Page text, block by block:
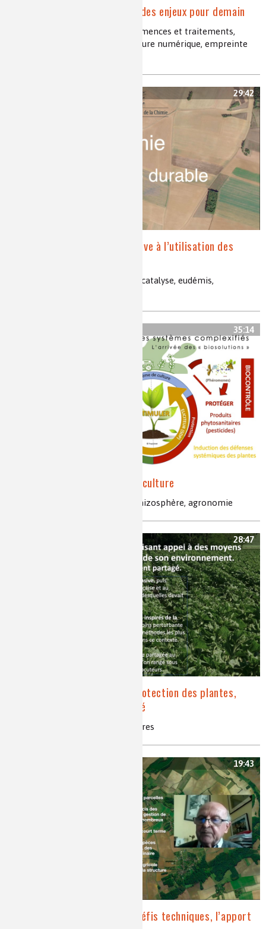
Agriculture et innovation des enjeux pour demain
agriculteur un nouveau métier, semences et traitements,
protection en agriculture, agriculture numérique, empreinte
29:42
Les phéromones, alternative à l’utilisation des
confusion sexuelle, phéromones, catalyse, eudémis,
35:14
La bio-stimulation en agriculture
agroécologie, sol, biostimulant, rhizosphère, agronomie
28:47
Bio-contrôle, chimie et protection des plantes,
opposition et complémentarité
bio-contrôle, protection des cultures
19:43
L’agriculture face à ses défis techniques, l’apport